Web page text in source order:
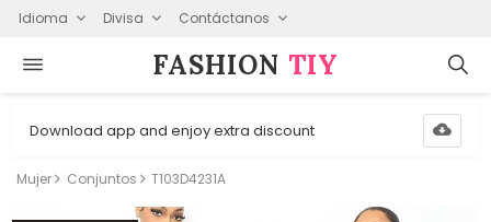
Idioma Divisa Contáctanos
FASHION⁠ TIY
Download app and enjoy extra discount
Mujer Conjuntos T103D4231A